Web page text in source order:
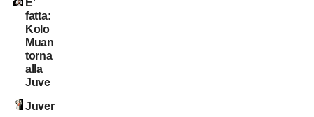
E’
fatta:
Kolo
Muani
torna
alla
Juve
Juventini